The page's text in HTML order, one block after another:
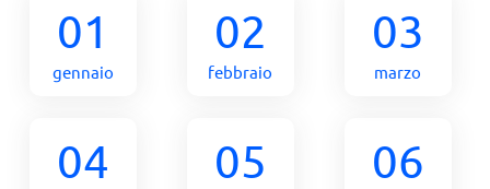
01
gennaio
02
febbraio
03
marzo
04 05 06